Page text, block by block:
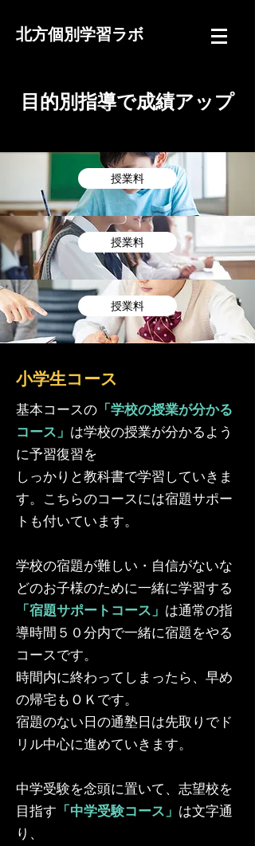
北方個別学習ラボ
​目的別指導で成績アップ
授業料
授業料
授業料
小学生コース
基本コースの 「学校の授業が分かる
コース」 は学校の授業が分かるよう
に予習復習を
しっかりと教科書で学習していきま
す。こちらのコースには宿題サポー
トも付いています。
学校の宿題が難しい・自信がないな
どのお子様のために一緒に学習する
「宿題サポートコース」 は通常の指
導時間５０分内で一緒に宿題をやる
コースです。
時間内に終わってしまったら、早め
の帰宅もＯＫです。
宿題のない日の通塾日は先取りでド
リル中心に進めていきます。
中学受験を念頭に置いて、志望校を
目指す 「中学受験コース」 は文字通
り、